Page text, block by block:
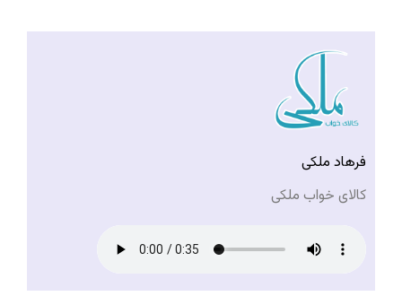
فرهاد ملکی
کالای خواب ملکی